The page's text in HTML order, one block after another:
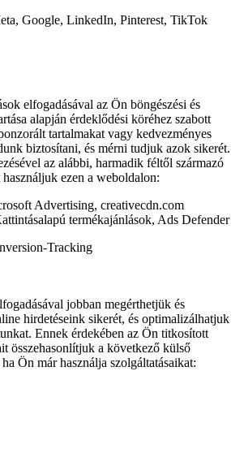
Google, LinkedIn, Pinterest, TikTok
elfogadásával az Ön böngészési és
alapján érdeklődési köréhez szabott
tartalmakat vagy kedvezményes
biztosítani, és mérni tudjuk azok sikerét.
az alábbi, harmadik féltől származó
használjuk ezen a weboldalon:
Advertising, creativecdn.com
termékajánlások, Ads Defender
Tracking
jobban megérthetjük és
hirdetéseink sikerét, és optimalizálhatjuk
Ennek érdekében az Ön titkosított
összehasonlítjuk a következő külső
Ön már használja szolgáltatásaikat: